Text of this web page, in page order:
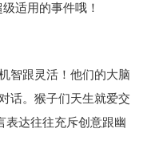
适用的事件哦！
智跟灵活！他们的大脑
话。猴子们天生就爱交
表达往往充斥创意跟幽